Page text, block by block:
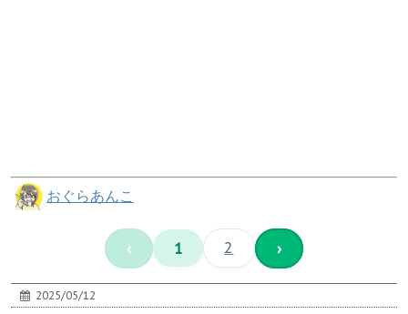
おぐらあんこ
‹ 1 2 ›
2025/05/12